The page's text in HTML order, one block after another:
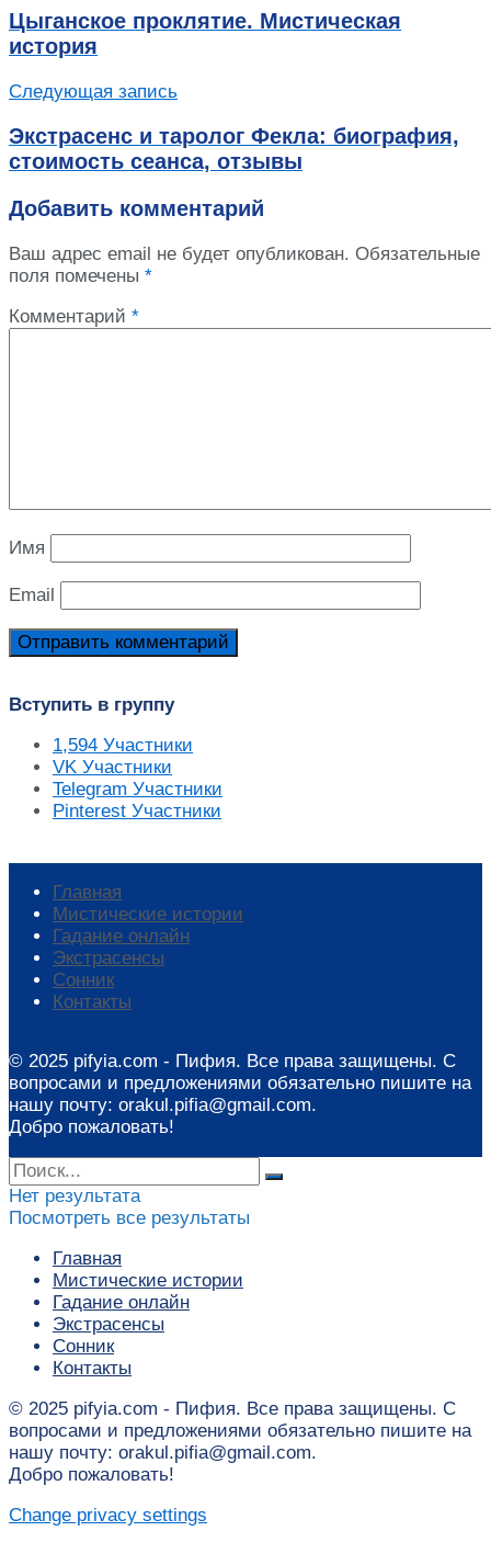
Цыганское проклятие. Мистическая
история
Следующая запись
Экстрасенс и таролог Фекла: биография,
стоимость сеанса, отзывы
Добавить комментарий
Ваш адрес email не будет опубликован. Обязательные
поля помечены *
Комментарий *
Имя
Email
Вступить в группу
1,594 Участники
VK Участники
Telegram Участники
Pinterest Участники
Главная
Мистические истории
Гадание онлайн
Экстрасенсы
Сонник
Контакты
© 2025 pifyia.com - Пифия. Все права защищены. С
вопросами и предложениями обязательно пишите на
нашу почту: orakul.pifia@gmail.com.
Добро пожаловать!
Нет результата
Посмотреть все результаты
Главная
Мистические истории
Гадание онлайн
Экстрасенсы
Сонник
Контакты
© 2025 pifyia.com - Пифия. Все права защищены. С
вопросами и предложениями обязательно пишите на
нашу почту: orakul.pifia@gmail.com.
Добро пожаловать!
Change privacy settings